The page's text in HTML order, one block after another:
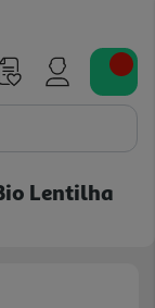
Lentilha